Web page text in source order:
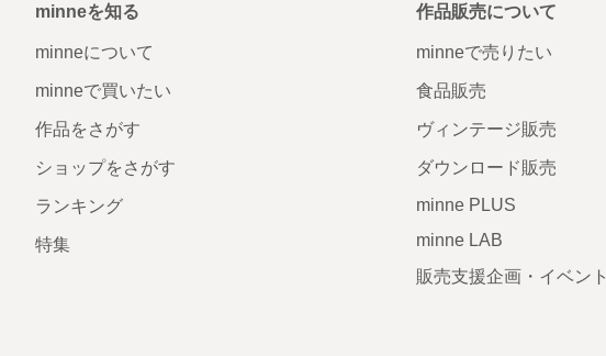
minneを知る
minneについて
minneで買いたい
作品をさがす
ショップをさがす
ランキング
特集
作品販売について
minneで売りたい
食品販売
ヴィンテージ販売
ダウンロード販売
minne PLUS
minne LAB
販売支援企画・イベント